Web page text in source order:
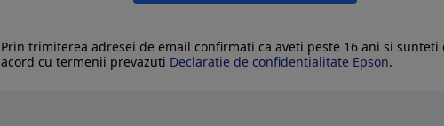
Prin trimiterea adresei de email confirmati ca aveti peste 16 ani si sunteti
acord cu termenii prevazuti Declaratie de confidentialitate Epson.